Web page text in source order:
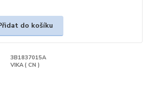
do košíku
3B1837015A
VIKA ( CN )